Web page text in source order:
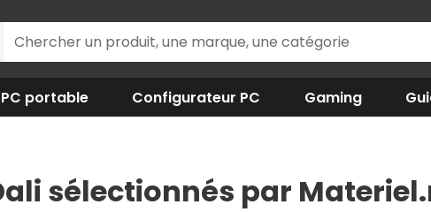
PC portable Configurateur PC Gaming
sélectionnés par